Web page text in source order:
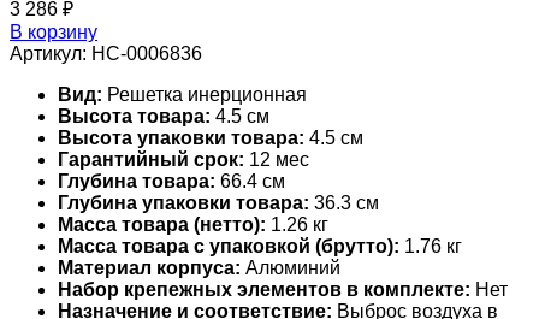
3 286 ₽
В корзину
Артикул: НС-0006836
Вид: Решетка инерционная
Высота товара: 4.5 см
Высота упаковки товара: 4.5 см
Гарантийный срок: 12 мес
Глубина товара: 66.4 см
Глубина упаковки товара: 36.3 см
Масса товара (нетто): 1.26 кг
Масса товара с упаковкой (брутто): 1.76 кг
Материал корпуса: Алюминий
Набор крепежных элементов в комплекте: Нет
Назначение и соответствие: Выброс воздуха в